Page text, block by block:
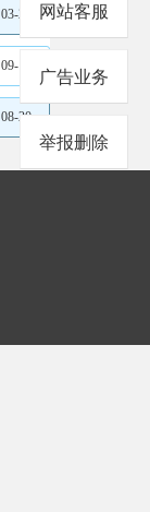
03-25
09-16
08-20
网站客服
广告业务
举报删除